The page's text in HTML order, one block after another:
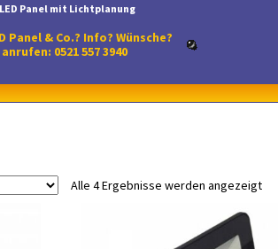
LED Panel mit Lichtplanung
Panel & Co.? Info? Wünsche?
0521 557 3940
Alle 4 Ergebnisse werden angezeigt